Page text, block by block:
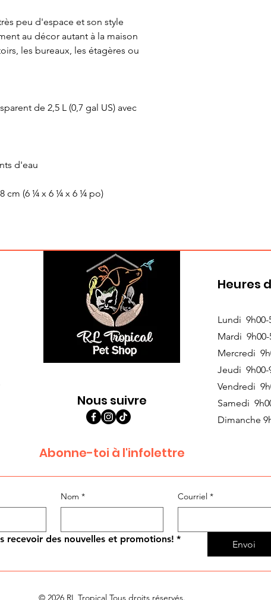
peu d'espace et son style
au décor autant à la maison
les bureaux, les étagères ou
de 2,5 L (0,7 gal US) avec
d'eau
cm (6 ¼ x 6 ¼ x 6 ¼ po)
Nous suivre
Heures
Lundi 9h00-
Mardi 9h00-
Mercredi
Jeudi 9h00-
Vendredi
Samedi
Dimanche
Abonne-toi à l'infolettre
Nom * Courriel *
recevoir des nouvelles et promotions! * Envoi
© 2026 RL Tropical Tous droits réservés.